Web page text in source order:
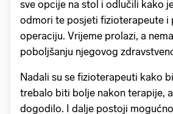
sve opcije na stol i odlučili kako
odmori te posjeti fizioterapeute i
operaciju. Vrijeme prolazi, a
poboljšanju njegovog
Nadali su se fizioterapeuti kako
trebalo biti bolje nakon terapije,
dogodilo. I dalje postoji